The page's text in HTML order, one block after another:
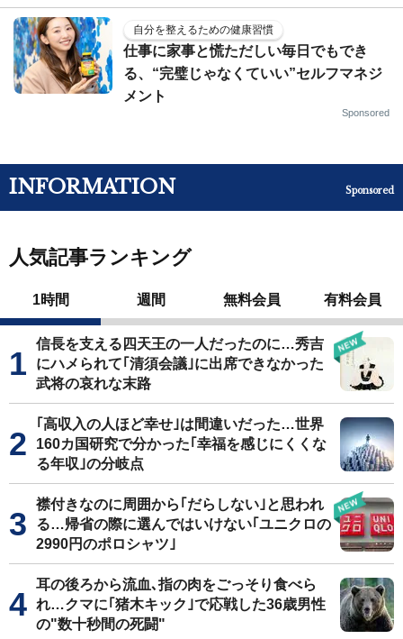
自分を整えるための健康習慣
仕事に家事と慌ただしい毎日でもでき
る、“完璧じゃなくていい”セルフマネジ
メント
Sponsored
INFORMATION Sponsored
人気記事ランキング
1時間 週間 無料会員 有料会員
信長を支える四天王の一人だったのに…秀吉
にハメられて｢清須会議｣に出席できなかった
武将の哀れな末路
｢高収入の人ほど幸せ｣は間違いだった…世界
160カ国研究で分かった｢幸福を感じにくくな
る年収｣の分岐点
襟付きなのに周囲から｢だらしない｣と思われ
る…帰省の際に選んではいけない｢ユニクロの
2990円のポロシャツ｣
耳の後ろから流血､指の肉をごっそり食べら
れ…クマに｢猪木キック｣で応戦した36歳男性
の"数十秒間の死闘"